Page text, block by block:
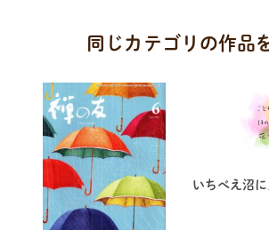
同じカテゴリの作品
いちべえ沼